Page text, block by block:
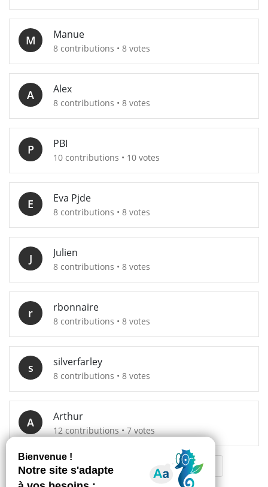
M Manue
8 contributions • 8 votes
A Alex
8 contributions • 8 votes
P PBI
10 contributions • 10 votes
E Eva Pjde
8 contributions • 8 votes
J Julien
8 contributions • 8 votes
r rbonnaire
8 contributions • 8 votes
s silverfarley
8 contributions • 8 votes
A Arthur
12 contributions • 7 votes
« ‹ 5 6 8 9 ›